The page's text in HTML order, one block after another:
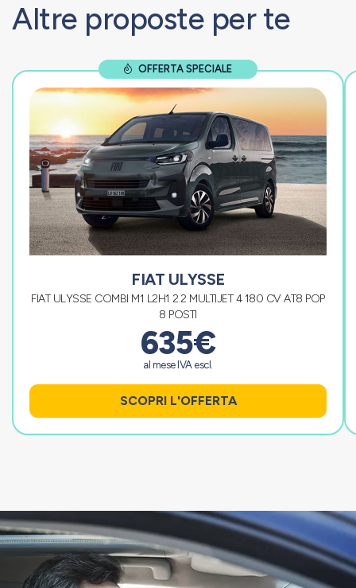
Altre proposte per te
OFFERTA SPECIALE
FIAT ULYSSE
FIAT ULYSSE COMBI M1 L2H1 2.2 MULTIJET 4 180 CV AT8 POP
8 POSTI
635€
al mese IVA escl.
SCOPRI L'OFFERTA